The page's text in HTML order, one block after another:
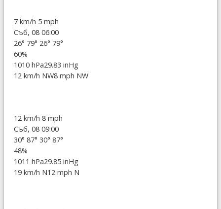
7 km/h 5 mph
Съб, 08 06:00
26° 79° 26° 79°
60%
1010 hPa29.83 inHg
12 km/h NW8 mph NW
12 km/h 8 mph
Съб, 08 09:00
30° 87° 30° 87°
48%
1011 hPa29.85 inHg
19 km/h N12 mph N